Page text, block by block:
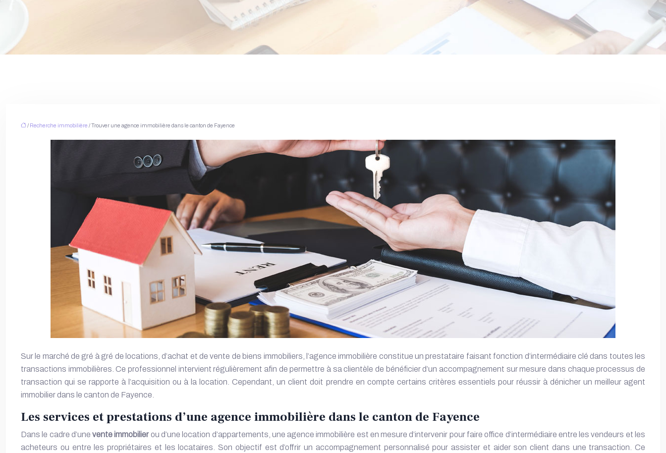
/ Recherche immobilière / Trouver une agence immobilière dans le canton de Fayence
Sur le marché de gré à gré de locations, d’achat et de vente de biens immobiliers, l’agence immobilière constitue un prestataire faisant fonction d’intermédiaire clé dans toutes les
transactions immobilières. Ce professionnel intervient régulièrement afin de permettre à sa clientèle de bénéficier d’un accompagnement sur mesure dans chaque processus de
transaction qui se rapporte à l’acquisition ou à la location. Cependant, un client doit prendre en compte certains critères essentiels pour réussir à dénicher un meilleur agent
immobilier dans le canton de Fayence.
Les services et prestations d’une agence immobilière dans le canton de Fayence
Dans le cadre d’unevente immobilierou d’une location d’appartements, une agence immobilière est en mesure d’intervenir pour faire office d’intermédiaire entre les vendeurs et les
acheteurs ou entre les propriétaires et les locataires. Son objectif est d’offrir un accompagnement personnalisé pour assister et aider son client dans une transaction. Ce